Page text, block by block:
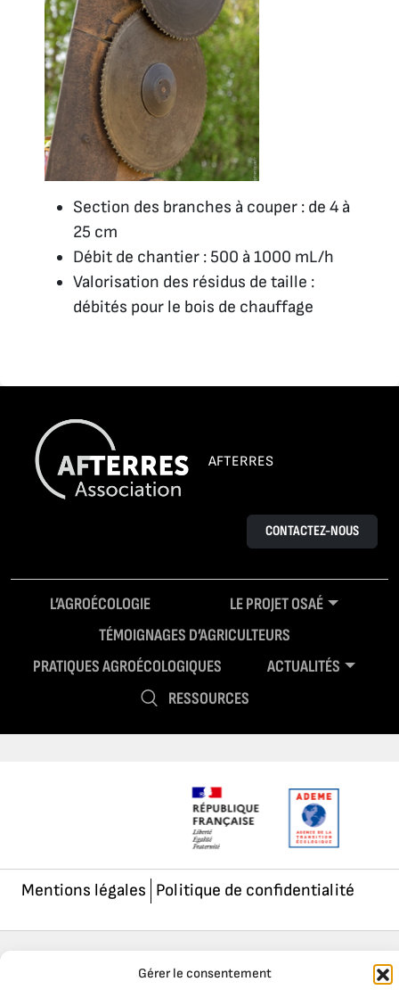
Gérer le consentement
Section des branches à couper : de 4 à
25 cm
Débit de chantier : 500 à 1000 mL/h
Valorisation des résidus de taille :
débités pour le bois de chauffage
AFTERRES
CONTACTEZ-NOUS
L’AGROÉCOLOGIE
LE PROJET OSAÉ
TÉMOIGNAGES D’AGRICULTEURS
PRATIQUES AGROÉCOLOGIQUES
ACTUALITÉS
RESSOURCES
Mentions légales Politique de confidentialité